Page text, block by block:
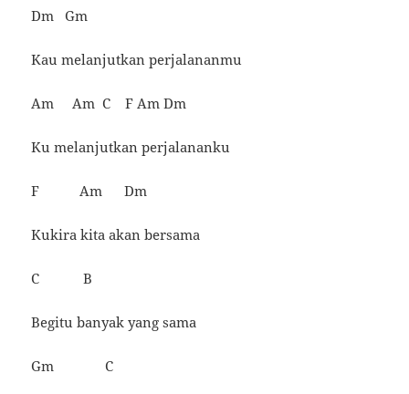
Dm Gm
Kau melanjutkan perjalananmu
Am Am C F Am Dm
Ku melanjutkan perjalananku
F Am Dm
Kukira kita akan bersama
C B
Begitu banyak yang sama
Gm C